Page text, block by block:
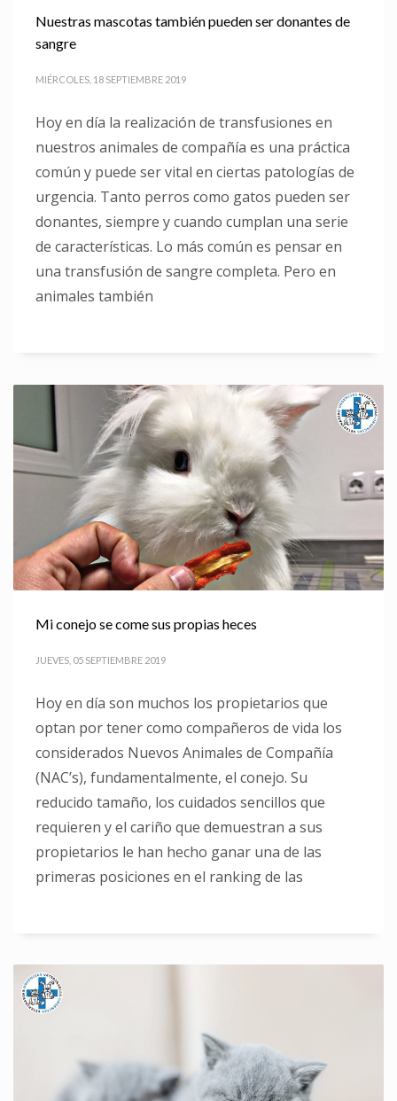
Nuestras mascotas también pueden ser donantes de
sangre
MIÉRCOLES, 18 SEPTIEMBRE 2019
Hoy en día la realización de transfusiones en
nuestros animales de compañía es una práctica
común y puede ser vital en ciertas patologías de
urgencia. Tanto perros como gatos pueden ser
donantes, siempre y cuando cumplan una serie
de características. Lo más común es pensar en
una transfusión de sangre completa. Pero en
animales también
Mi conejo se come sus propias heces
JUEVES, 05 SEPTIEMBRE 2019
Hoy en día son muchos los propietarios que
optan por tener como compañeros de vida los
considerados Nuevos Animales de Compañía
(NAC’s), fundamentalmente, el conejo. Su
reducido tamaño, los cuidados sencillos que
requieren y el cariño que demuestran a sus
propietarios le han hecho ganar una de las
primeras posiciones en el ranking de las